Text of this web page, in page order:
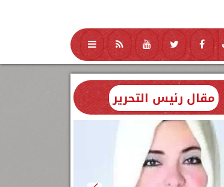
تكنولوجيا منوعات محافظات
مقال رئيس التحرير